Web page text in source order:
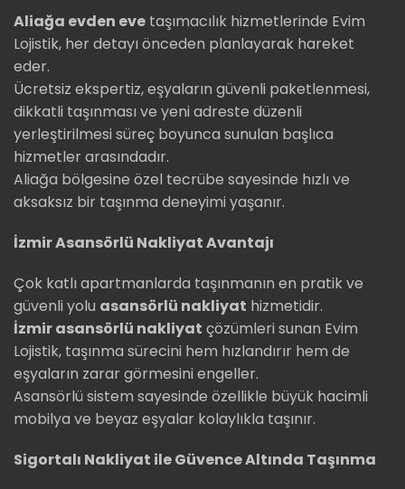
Aliağa evden eve taşımacılık hizmetlerinde Evim
Lojistik, her detayı önceden planlayarak hareket
eder.
Ücretsiz ekspertiz, eşyaların güvenli paketlenmesi,
dikkatli taşınması ve yeni adreste düzenli
yerleştirilmesi süreç boyunca sunulan başlıca
hizmetler arasındadır.
Aliağa bölgesine özel tecrübe sayesinde hızlı ve
aksaksız bir taşınma deneyimi yaşanır.
İzmir Asansörlü Nakliyat Avantajı
Çok katlı apartmanlarda taşınmanın en pratik ve
güvenli yolu asansörlü nakliyat hizmetidir.
İzmir asansörlü nakliyat çözümleri sunan Evim
Lojistik, taşınma sürecini hem hızlandırır hem de
eşyaların zarar görmesini engeller.
Asansörlü sistem sayesinde özellikle büyük hacimli
mobilya ve beyaz eşyalar kolaylıkla taşınır.
Sigortalı Nakliyat ile Güvence Altında Taşınma